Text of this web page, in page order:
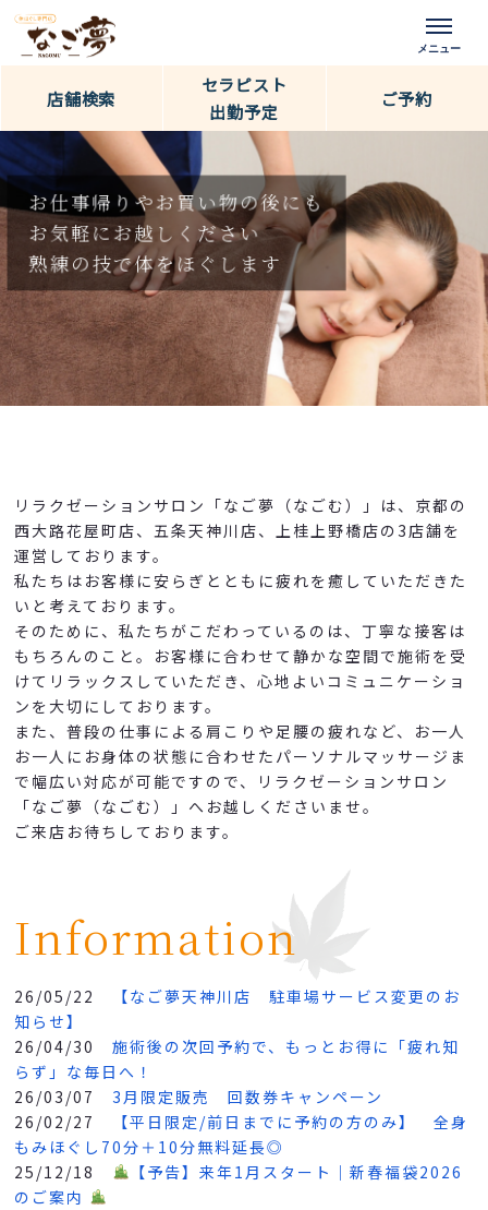
店舗検索 ご予約
セラピスト
出勤予定
お仕事帰りやお買い物の後にも
お気軽にお越しください
熟練の技で体をほぐします
リラクゼーションサロン「なご夢（なごむ）」は、京都の
西大路花屋町店、五条天神川店、上桂上野橋店の3店舗を
運営しております。
私たちはお客様に安らぎとともに疲れを癒していただきた
いと考えております。
そのために、私たちがこだわっているのは、丁寧な接客は
もちろんのこと。お客様に合わせて静かな空間で施術を受
けてリラックスしていただき、心地よいコミュニケーショ
ンを大切にしております。
また、普段の仕事による肩こりや足腰の疲れなど、お一人
お一人にお身体の状態に合わせたパーソナルマッサージま
で幅広い対応が可能ですので、リラクゼーションサロン
「なご夢（なごむ）」へお越しくださいませ。
ご来店お待ちしております。
Information
26/05/22
【なご夢天神川店 駐車場サービス変更のお
知らせ】
26/04/30施術後の次回予約で、もっとお得に「疲れ知
らず」な毎日へ！
26/03/073月限定販売 回数券キャンペーン
26/02/27
【平日限定/前日までに予約の方のみ】 全身
もみほぐし70分＋10分無料延長◎
25/12/18
【予告】来年1月スタート｜新春福袋2026
のご案内